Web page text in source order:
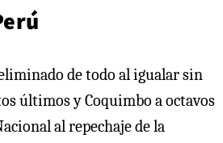
últimos y Coquimbo a octavos
al repechaje de la